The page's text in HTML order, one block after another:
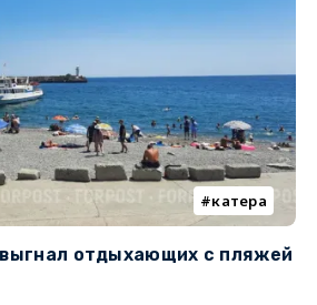
катера
отдыхающих с пляжей